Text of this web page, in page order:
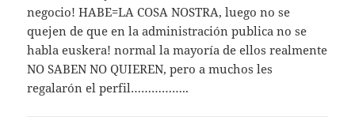
negocio! HABE=LA COSA NOSTRA, luego no se
quejen de que en la administración publica no se
habla euskera! normal la mayoría de ellos realmente
NO SABEN NO QUIEREN, pero a muchos les
regalarón el perfil……………..